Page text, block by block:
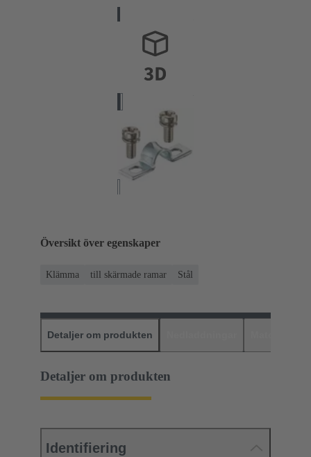
Översikt över egenskaper
Klämma till skärmade ramar Stål
Detaljer om produkten
Detaljer om produkten
Identifiering